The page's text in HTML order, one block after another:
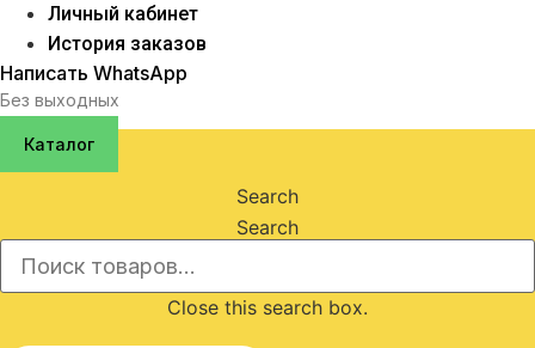
Личный кабинет
История заказов
Написать WhatsApp
Без выходных
Каталог
Search
Search
Close this search box.